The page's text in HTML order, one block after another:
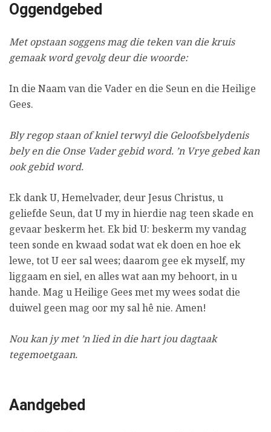
Oggendgebed
Met opstaan soggens mag die teken van die kruis
gemaak word gevolg deur die woorde:
In die Naam van die Vader en die Seun en die Heilige
Gees.
Bly regop staan of kniel terwyl die Geloofsbelydenis
bely en die Onse Vader gebid word. ’n Vrye gebed kan
ook gebid word.
Ek dank U, Hemelvader, deur Jesus Christus, u
geliefde Seun, dat U my in hierdie nag teen skade en
gevaar beskerm het. Ek bid U: beskerm my vandag
teen sonde en kwaad sodat wat ek doen en hoe ek
lewe, tot U eer sal wees; daarom gee ek myself, my
liggaam en siel, en alles wat aan my behoort, in u
hande. Mag u Heilige Gees met my wees sodat die
duiwel geen mag oor my sal hê nie. Amen!
Nou kan jy met ’n lied in die hart jou dagtaak
tegemoetgaan.
Aandgebed